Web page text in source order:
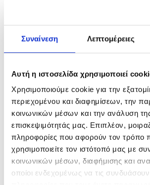
Συναίνεση Λεπτομέρειες
Αυτή η ιστοσελίδα χρησιμοποιεί
Χρησιμοποιούμε cookie για την
περιεχομένου και διαφημίσεων, την
κοινωνικών μέσων και την ανάλυση
επισκεψιμότητάς μας. Επιπλέον,
πληροφορίες που αφορούν τον τρόπο
χρησιμοποιείτε τον ιστότοπό μας με
κοινωνικών μέσων, διαφήμισης και
οποίοι ενδεχομένως να τις
Yuki Safu Cast Shock Leader
Tapered Clear
21,50€
YGK X-
x8
55,00€
In Stock